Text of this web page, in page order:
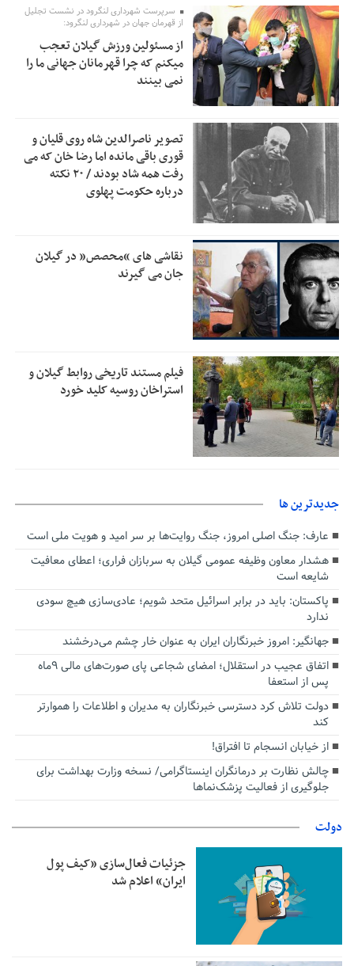
9:34 خبرنگارانی که جنگ را برای تاریخ نوشتند
9:32
پشتیبانی از زنجیره ارزش بادام زمینی در اولویت سیاست‌های
حمایتی گیلان است
12:46 بخش دوم گفت‌وگوی پزشکیان با مردم امشب پخش می‌شود
12:33 جزئیات فعال‌سازی «کیف پول ایران» اعلام شد
حمایت از مرزنشینان نباید به زیان تولید باشد/مواد اولیه با
کولبری وارد شود
11:05 شایعه «معافیت سربازان فراری» تکذیب شد
11:04 امیر اکرمی‌نیا: ارتش کاملاً آماده است
سرپرست شهرداری لنگرود در نشست تجلیل
از قهرمان جهان در شهرداری لنگرود:
از مسئولین ورزش گیلان تعجب
میکنم که چرا قهرمانان جهانی ما را
نمی بینند
تصویر ناصرالدین شاه روی قلیان و
قوری باقی مانده اما رضا خان که می
رفت همه شاد بودند / ۲۰ نکته
درباره حکومت پهلوی
نقاشی های “محصص” در گیلان
جان می گیرند
فیلم مستند تاریخی روابط گیلان و
استراخان روسیه کلید خورد
جديدترين ها
عارف: جنگ اصلی امروز، جنگ روایت‌ها بر سر امید و هویت ملی است
هشدار معاون وظیفه عمومی گیلان به سربازان فراری؛ اعطای معافیت
شایعه است
پاکستان: باید در برابر اسرائیل متحد شویم؛ عادی‌سازی هیچ سودی
ندارد
جهانگیر: امروز خبرنگاران ایران به عنوان خار چشم می‌درخشند
اتفاق عجیب در استقلال؛ امضای شجاعی پای صورت‌های مالی ٩ماه
پس از استعفا
دولت تلاش کرد دسترسی خبرنگاران به مدیران و اطلاعات را هموارتر
کند
از خیابان انسجام تا افتراق!
چالش نظارت بر درمانگران اینستاگرامی/ نسخه وزارت بهداشت برای
جلوگیری از فعالیت پزشک‌نماها
دولت
جزئیات فعال‌سازی «کیف پول
ایران» اعلام شد